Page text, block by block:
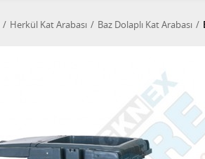
Herkül Kat Arabası Baz Dolaplı Kat Arabası